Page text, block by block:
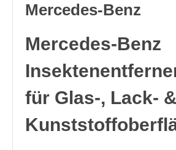
Mercedes-Benz
Mercedes-Benz
für Glas-, Lack- &